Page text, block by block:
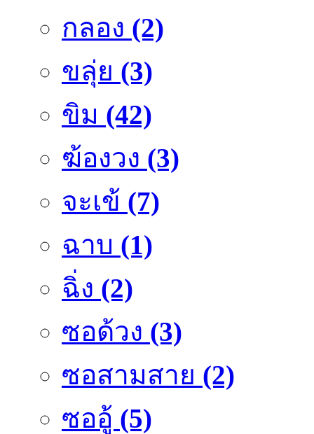
กลอง (2)
ขลุ่ย (3)
ขิม (42)
ฆ้องวง (3)
จะเข้ (7)
ฉาบ (1)
ฉิ่ง (2)
ซอด้วง (3)
ซอสามสาย (2)
ซออู้ (5)